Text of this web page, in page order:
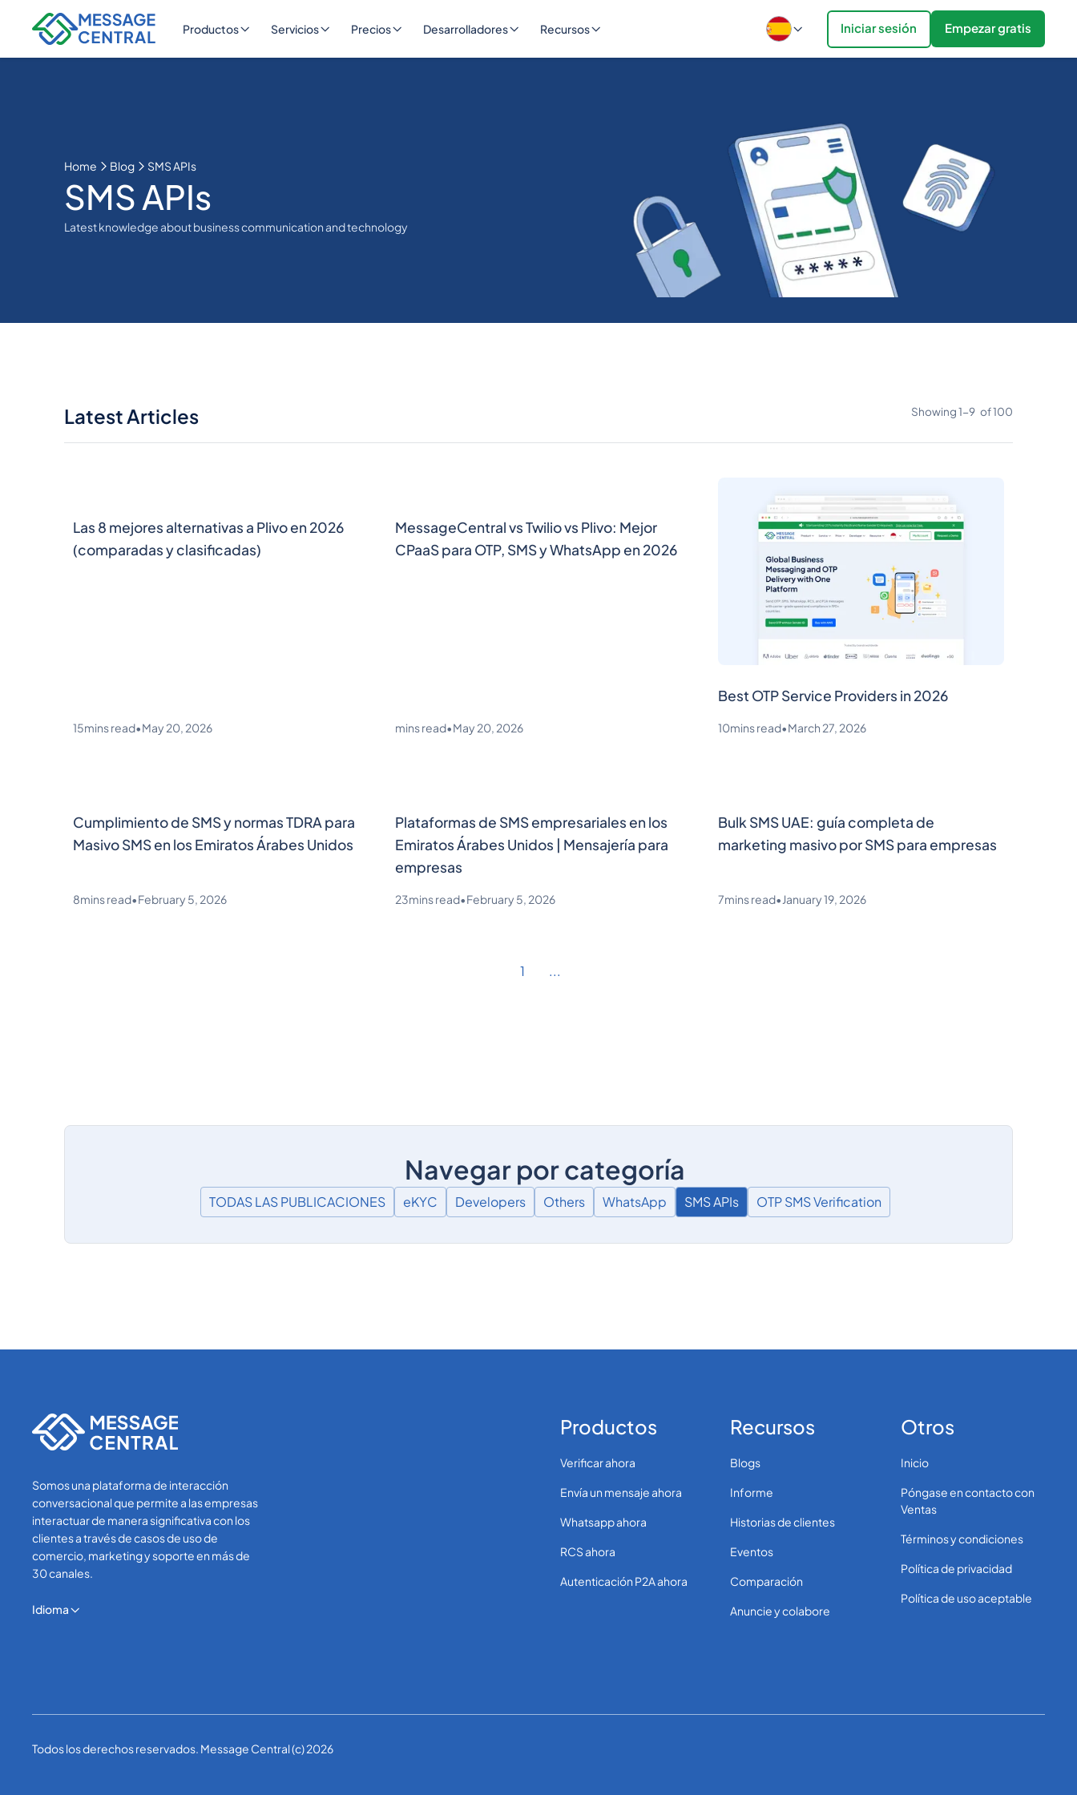
Productos Servicios Precios Desarrolladores Recursos Iniciar sesión Empezar gratis
Home Blog SMS APIs
SMS APIs
Latest knowledge about business communication and technology
Latest Articles Showing1-9 of100
Las 8 mejores alternativas a Plivo en 2026
(comparadas y clasificadas)
15mins read•May 20, 2026
MessageCentral vs Twilio vs Plivo: Mejor
CPaaS para OTP, SMS y WhatsApp en 2026
mins read•May 20, 2026
Best OTP Service Providers in 2026
10mins read•March 27, 2026
Cumplimiento de SMS y normas TDRA para
Masivo SMS en los Emiratos Árabes Unidos
8mins read•February 5, 2026
Plataformas de SMS empresariales en los
Emiratos Árabes Unidos | Mensajería para
empresas
23mins read•February 5, 2026
Bulk SMS UAE: guía completa de
marketing masivo por SMS para empresas
7mins read•January 19, 2026
1 ...
Navegar por categoría
TODAS LAS PUBLICACIONES eKYC Developers Others WhatsApp SMS APIs OTP SMS Verification
Somos una plataforma de interacción
conversacional que permite a las empresas
interactuar de manera significativa con los
clientes a través de casos de uso de
comercio, marketing y soporte en más de
30 canales.
Idioma
Productos
Verificar ahora
Envía un mensaje ahora
Whatsapp ahora
RCS ahora
Autenticación P2A ahora
Recursos
Blogs
Informe
Historias de clientes
Eventos
Comparación
Anuncie y colabore
Otros
Inicio
Póngase en contacto con
Ventas
Términos y condiciones
Política de privacidad
Política de uso aceptable
Todos los derechos reservados. Message Central (c) 2026